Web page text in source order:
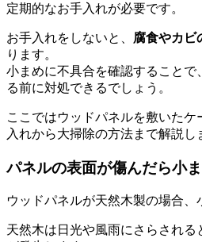
定期的なお手入れが必要です。
お手入れをしないと、 腐食やカビ
ります。
小まめに不具合を確認することで
る前に対処できるでしょう。
ここではウッドパネルを敷いた
入れから大掃除の方法まで解説し
パネルの表面が傷んだら小
ウッドパネルが天然木製の場合、
天然木は日光や風雨にさらされ